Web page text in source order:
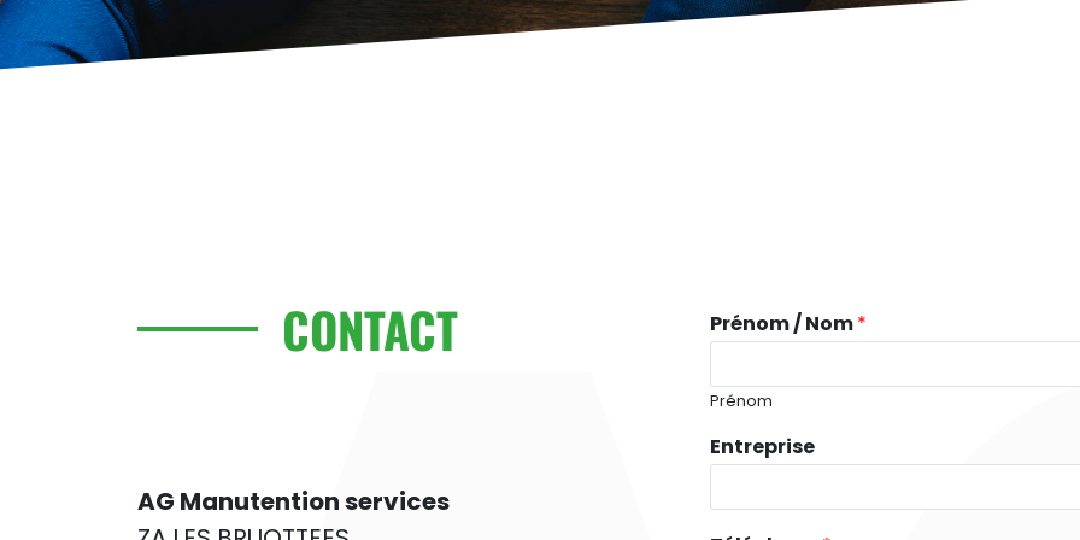
CONTACT
AG Manutention services
Prénom / Nom*
Prénom
Entreprise